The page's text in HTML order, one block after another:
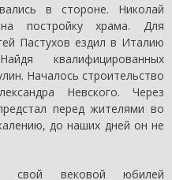
в стороне. Николай
постройку храма. Для
Пастухов ездил в Италию
квалифицированных
Началось строительство
Невского. Через
перед жителями во
до наших дней он не
свой вековой юбилей